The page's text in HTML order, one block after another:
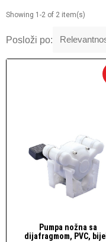
Showing 1-2 of 2 item(s)
Posloži po:
Brzi pogled
Pumpa nožna sa
dijafragmom, PVC,